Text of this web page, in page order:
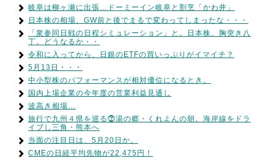
岐阜は柳ヶ瀬に出張…ドーミーイン岐阜と割烹「かわ井」
日本株の相場、GW前と後でまるで変わってしまったな・・・
「衆参同日戦の日程シミュレーション」と。日本株、胸突き八
丁。どうなるか・・
令和に入ってから、日銀のETFの買いっぷりがイマイチ？
5月13日・・・
中小型株のパフォーマンスが相対優位になるとき。
国内上場企業の今年度の営業利益見通し
波高き相場…
旅行で九州４県を巡る⓻湯の郷・くれよんの朝。海岸線をドラ
イブし三角・熊本へ
当面の注目日は、5月20日か。
CMEの日経平均先物が22,475円！